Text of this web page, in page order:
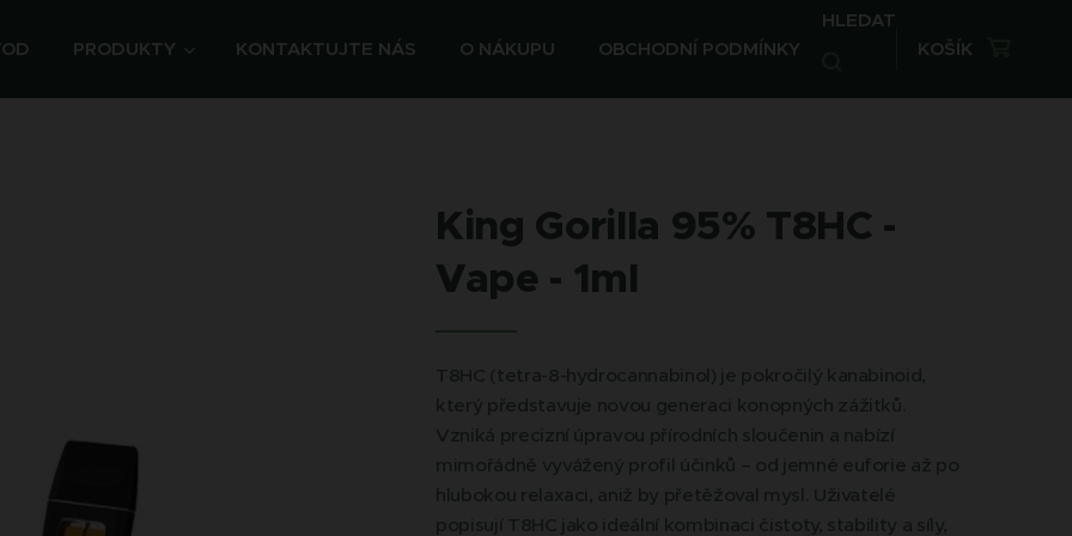
PRODUKTY KONTAKTUJTE NÁS O NÁKUPU OBCHODNÍ PODMÍNKY
HLEDAT
KOŠÍK
King Gorilla 95% T8HC -
Vape - 1ml
T8HC (tetra-8-hydrocannabinol) je pokročilý kanabinoid,
který představuje novou generaci konopných zážitků.
Vzniká precizní úpravou přírodních sloučenin a nabízí
mimořádně vyvážený profil účinků – od jemné euforie až po
hlubokou relaxaci, aniž by přetěžoval mysl. Uživatelé
popisují T8HC jako ideální kombinaci čistoty, stability a síly,